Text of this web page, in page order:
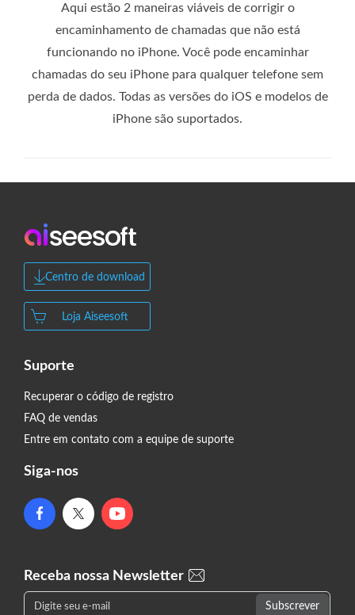
Aqui estão 2 maneiras viáveis ​​de corrigir o
encaminhamento de chamadas que não está
funcionando no iPhone. Você pode encaminhar
chamadas do seu iPhone para qualquer telefone sem
perda de dados. Todas as versões do iOS e modelos de
iPhone são suportados.
Centro de download
Loja Aiseesoft
Suporte
Recuperar o código de registro
FAQ de vendas
Entre em contato com a equipe de suporte
Siga-nos
Receba nossa Newsletter